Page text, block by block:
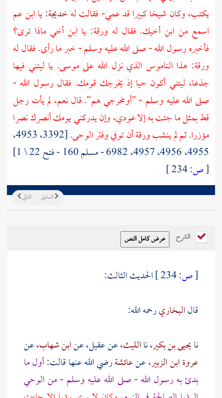
يكتب، وكان شيخا كبيرا قد عمي- فقالت لهخديجة:يا ابن عم
اسمع من ابن أخيك. فقال له ورقة: يا ابن أخي ماذا ترى؟
فأخبره رسول الله - صلى الله عليه وسلم - خبر ما رأى. فقال له
ورقة: هذا الناموس الذي نزل الله علىموسى. يا ليتني فيها
جذعا، ليتني أكون حيا إذ يخرجك قومك. فقال رسول الله -
صلى الله عليه وسلم - "أومخرجي هم". قال نعم، لم يأت رجل
قط بمثل ما جئت به إلا عودي، وإن يدركني يومك أنصرك نصرا
مؤزرا. ثم لم ينشبورقةأن توفي وفتر الوحى.
[3392، 4953،
4955، 4956، 4957، 6982 - مسلم 160 - فتح 22 \ 1]
[ص:
التالي السابق
الشرح
[ص:
الحديث الثالث:
قالالبخاريرحمه الله:
نايحيى بن بكير،ناالليث،عنعقيل،عنابن شهاب،عن
عروة ابن الزبير،عنعائشةرضي الله عنها قالت:أول ما
بدئ به رسول الله - صلى الله عليه وسلم - من الوحي